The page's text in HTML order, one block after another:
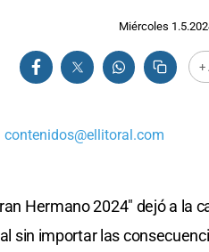
Miércoles
+
contenidos@ellitoral.com
Hermano 2024" dejó a la
sin importar las